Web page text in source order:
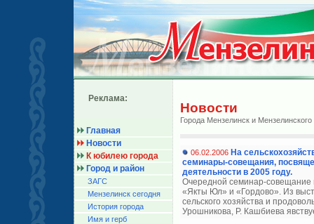
Реклама:
Главная
Новости
К юбилею города
Город и район
ЗАГС
Мензелинск сегодня
История города
Имя и герб
Новости
Города Мензелинск и Мензелинского
06.02.2006 На
семинары-совещания,
деятельности в 2005 году.
Очередной семинар-совещание
«Якты Юл» и «Гордово». Из
сельского хозяйства и
Урошникова, Р. Кашбиева